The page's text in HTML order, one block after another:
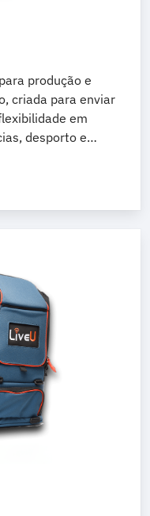
produção e
criada para enviar
em
desporto e